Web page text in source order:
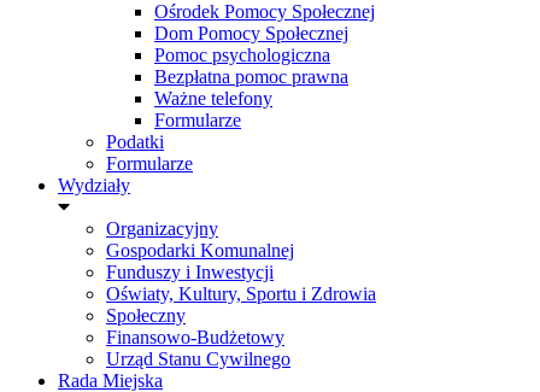
Ośrodek Pomocy Społecznej
Dom Pomocy Społecznej
Pomoc psychologiczna
Bezpłatna pomoc prawna
Ważne telefony
Formularze
Podatki
Formularze
Wydziały
Organizacyjny
Gospodarki Komunalnej
Funduszy i Inwestycji
Oświaty, Kultury, Sportu i Zdrowia
Społeczny
Finansowo-Budżetowy
Urząd Stanu Cywilnego
Rada Miejska